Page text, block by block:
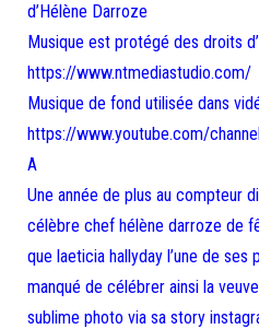
d’Hélène Darroze
Musique est protégé des droits
https://www.ntmediastudio.com/
Musique de fond utilisée dans
https://www.youtube.com/
A
Une année de plus au compteur
célèbre chef hélène darroze de
que laeticia hallyday l’une de ses
manqué de célébrer ainsi la
sublime photo via sa story